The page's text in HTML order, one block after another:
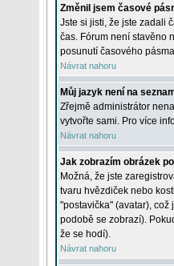
Změnil jsem časové
Jste si jisti, že jste zadali
čas. Fórum není stavěno
posunutí časového
Návrat nahoru
Můj jazyk není na
Zřejmě administrátor
vytvořte sami. Pro více
Návrat nahoru
Jak zobrazím obrázek
Možná, že jste
tvaru hvězdiček nebo
"postavička" (avatar),
podobě se zobrazí).
že se hodí).
Návrat nahoru